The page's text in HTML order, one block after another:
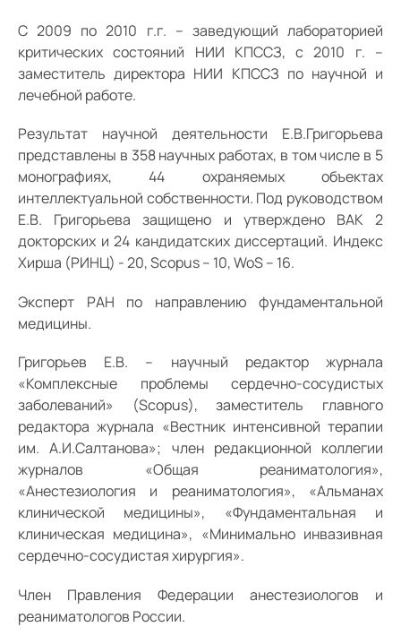
С 2009 по 2010 г.г. – заведующий лабораторией
критических состояний НИИ КПССЗ, с 2010 г. –
заместитель директора НИИ КПССЗ по научной и
лечебной работе.
Результат научной деятельности Е.В.Григорьева
представлены в 358 научных работах, в том числе в 5
монографиях, 44 охраняемых объектах
интеллектуальной собственности. Под руководством
Е.В. Григорьева защищено и утверждено ВАК 2
докторских и 24 кандидатских диссертаций. Индекс
Хирша (РИНЦ) - 20, Scopus – 10, WoS – 16.
Эксперт РАН по направлению фундаментальной
медицины.
Григорьев Е.В. – научный редактор журнала
«Комплексные проблемы сердечно-сосудистых
заболеваний» (Scopus), заместитель главного
редактора журнала «Вестник интенсивной терапии
им. А.И.Салтанова»; член редакционной коллегии
журналов «Общая реаниматология»,
«Анестезиология и реаниматология», «Альманах
клинической медицины», «Фундаментальная и
клиническая медицина», «Минимально инвазивная
сердечно-сосудистая хирургия».
Член Правления Федерации анестезиологов и
реаниматологов России.